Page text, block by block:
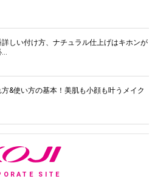
しい付け方、ナチュラル仕上げはキホンが
…
&使い方の基本！美肌も小顔も叶うメイク
SITE